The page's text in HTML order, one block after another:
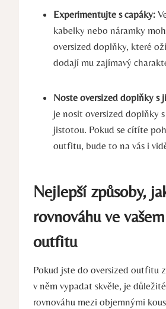
Experimentujte s capáky:
kabelky nebo náramky
oversized doplňky, které
dodají mu zajímavý
Noste oversized doplňky s
je nosit oversized doplňky
jistotou. Pokud se cítíte
outfitu, bude to na vás i
Nejlepší způsoby,
rovnováhu ve
outfitu
Pokud jste do oversized outfitu
v něm vypadat skvěle, je
rovnováhu mezi objemnými